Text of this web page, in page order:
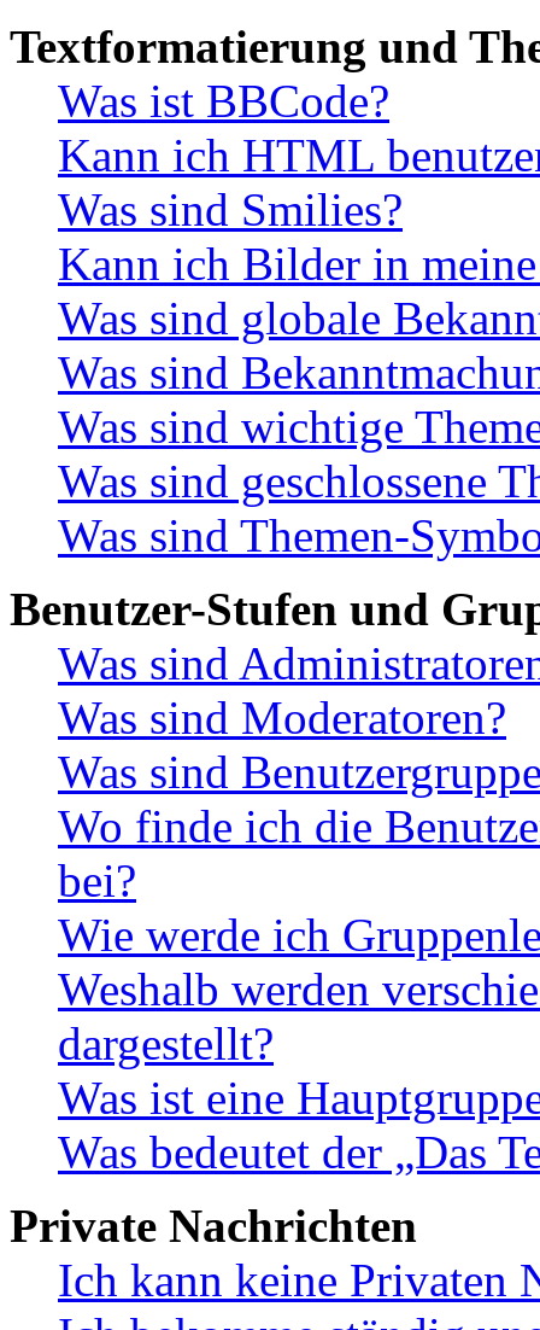
Textformatierung und
Was ist BBCode?
Kann ich HTML
Was sind Smilies?
Kann ich Bilder in
Was sind globale
Was sind
Was sind wichtige
Was sind geschlossene
Was sind Themen-
Benutzer-Stufen und
Was sind
Was sind Moderatoren?
Was sind
Wo finde ich die
bei?
Wie werde ich
Weshalb werden
dargestellt?
Was ist eine
Was bedeutet der „Das
Private Nachrichten
Ich kann keine Privaten